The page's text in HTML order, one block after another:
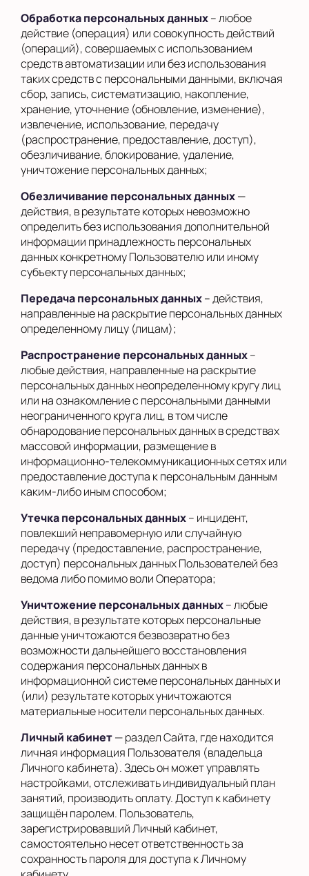
Обработка персональных данных– любое
действие (операция) или совокупность действий
(операций), совершаемых с использованием
средств автоматизации или без использования
таких средств с персональными данными, включая
сбор, запись, систематизацию, накопление,
хранение, уточнение (обновление, изменение),
извлечение, использование, передачу
(распространение, предоставление, доступ),
обезличивание, блокирование, удаление,
уничтожение персональных данных;
Обезличивание персональных данных—
действия, в результате которых невозможно
определить без использования дополнительной
информации принадлежность персональных
данных конкретному Пользователю или иному
субъекту персональных данных;
Передача персональных данных– действия,
направленные на раскрытие персональных данных
определенному лицу (лицам);
Распространение персональных данных–
любые действия, направленные на раскрытие
персональных данных неопределенному кругу лиц
или на ознакомление с персональными данными
неограниченного круга лиц, в том числе
обнародование персональных данных в средствах
массовой информации, размещение в
информационно-телекоммуникационных сетях или
предоставление доступа к персональным данным
каким-либо иным способом;
Утечка персональных данных– инцидент,
повлекший неправомерную или случайную
передачу (предоставление, распространение,
доступ) персональных данных Пользователей без
ведома либо помимо воли Оператора;
Уничтожение персональных данных– любые
действия, в результате которых персональные
данные уничтожаются безвозвратно без
возможности дальнейшего восстановления
содержания персональных данных в
информационной системе персональных данных и
(или) результате которых уничтожаются
материальные носители персональных данных.
Личный кабинет— раздел Сайта, где находится
личная информация Пользователя (владельца
Личного кабинета). Здесь он может управлять
настройками, отслеживать индивидуальный план
занятий, производить оплату. Доступ к кабинету
защищён паролем. Пользователь,
зарегистрировавший Личный кабинет,
самостоятельно несет ответственность за
сохранность пароля для доступа к Личному